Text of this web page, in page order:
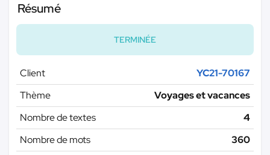
Résumé
TERMINÉE
Client
YC21-70167
Thème
Voyages et vacances
Nombre de textes
4
Nombre de mots
360